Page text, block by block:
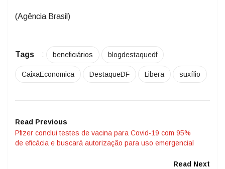
(Agência Brasil)
Tags : beneficiários blogdestaquedf
CaixaEconomica DestaqueDF Libera suxílio
Read Previous
Pfizer conclui testes de vacina para Covid-19 com 95%
de eficácia e buscará autorização para uso emergencial
Read Next